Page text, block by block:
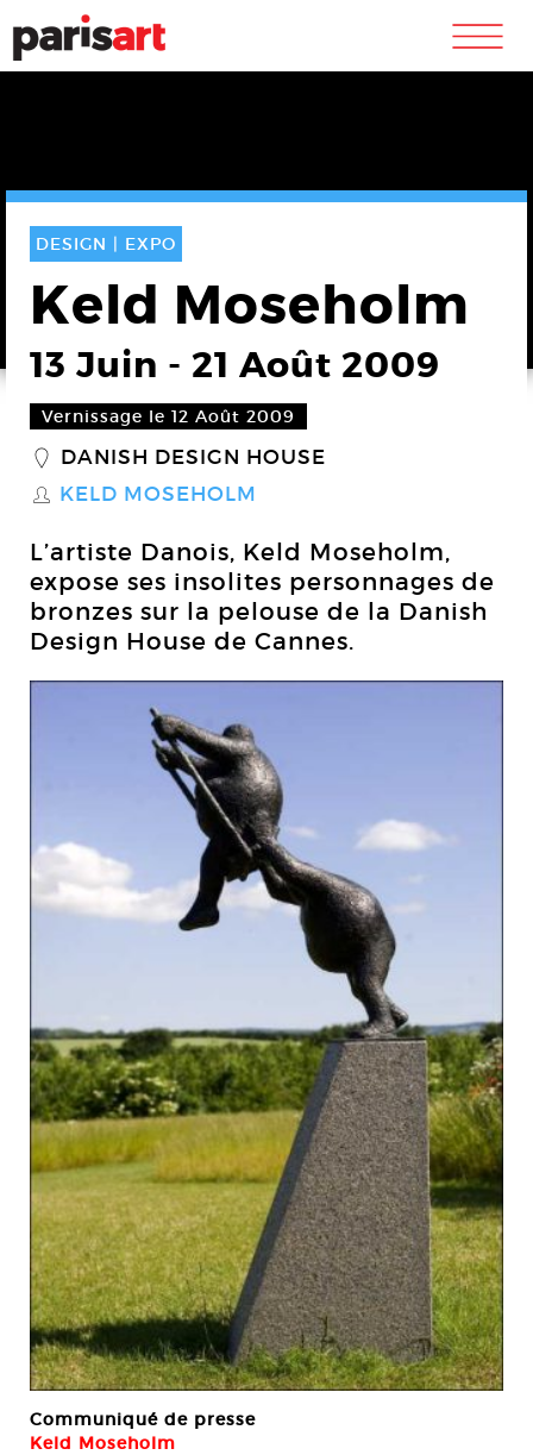
m
DESIGN | EXPO
Keld Moseholm
13 Juin - 21 Août 2009
Vernissage le 12 Août 2009
_ DANISH DESIGN HOUSE
S KELD MOSEHOLM
L’artiste Danois, Keld Moseholm,
expose ses insolites personnages de
bronzes sur la pelouse de la Danish
Design House de Cannes.
Communiqué de presse
Keld Moseholm